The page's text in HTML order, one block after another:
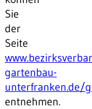
Sie
der
Seite
gartenbau-
unterfranken.de/
entnehmen.